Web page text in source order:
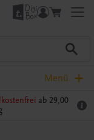
Menü
ab 29,00